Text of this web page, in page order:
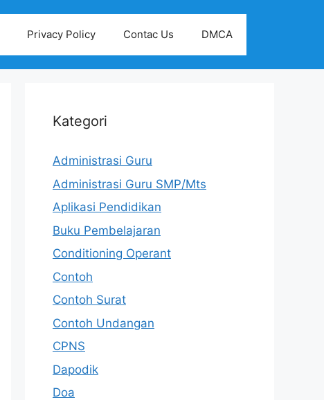
Privacy Policy Contac Us DMCA
Kategori
Administrasi Guru
Administrasi Guru SMP/Mts
Aplikasi Pendidikan
Buku Pembelajaran
Conditioning Operant
Contoh
Contoh Surat
Contoh Undangan
CPNS
Dapodik
Doa